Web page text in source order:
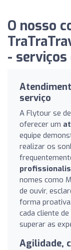
O nosso
- serviços
serviço
A Flytour se
oferecer um
equipe
realizar os
nomes como
de ouvir,
forma
cada cliente
superar as
Agilidade,